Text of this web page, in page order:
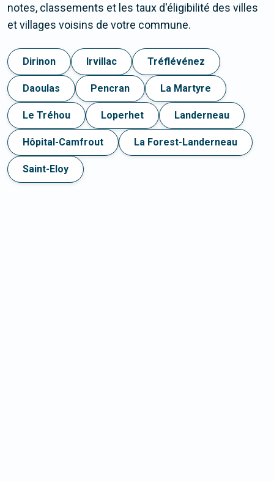
notes, classements et les taux d'éligibilité des villes
et villages voisins de votre commune.
Dirinon Irvillac Tréflévénez
Daoulas Pencran La Martyre
Le Tréhou Loperhet Landerneau
Hôpital-Camfrout La Forest-Landerneau
Saint-Eloy